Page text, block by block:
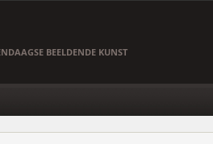
BEELDENDE KUNST